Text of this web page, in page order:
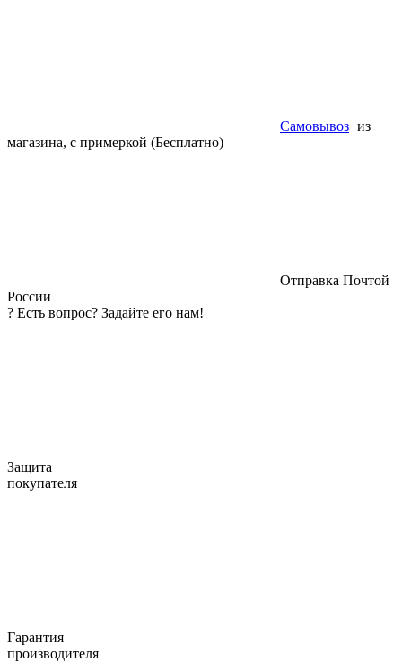
Самовывоз из
магазина, с примеркой (Бесплатно)
Отправка Почтой
России
? Есть вопрос? Задайте его нам!
Защита
покупателя
Гарантия
производителя